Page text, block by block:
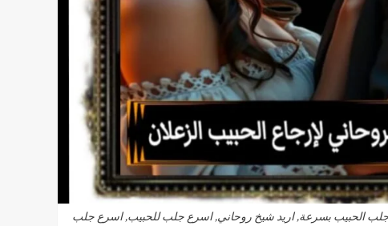
الحبيب بسرعة, اريد شيخ روحاني, اسرع جلب للحبيب, اسرع جلب